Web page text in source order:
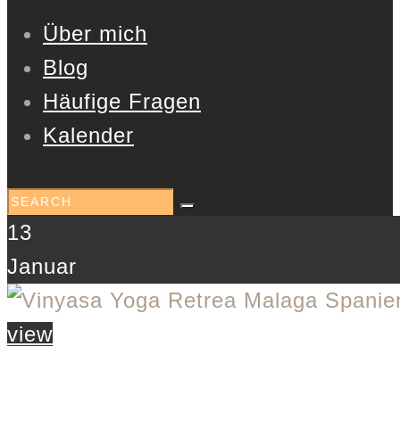
Über mich
Blog
Häufige Fragen
Kalender
13
Januar
view